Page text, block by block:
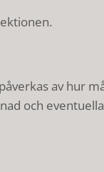
av hur
och